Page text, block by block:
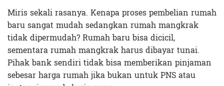
Miris sekali rasanya. Kenapa proses pembelian rumah
baru sangat mudah sedangkan rumah mangkrak
tidak dipermudah? Rumah baru bisa dicicil,
sementara rumah mangkrak harus dibayar tunai.
Pihak bank sendiri tidak bisa memberikan pinjaman
sebesar harga rumah jika bukan untuk PNS atau